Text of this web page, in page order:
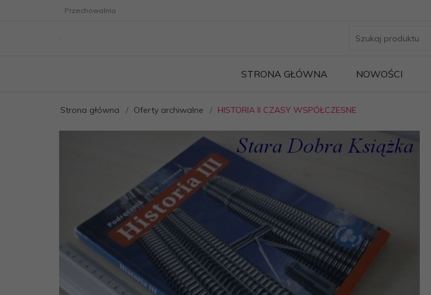
Przechowalnia
STRONA GŁÓWNA NOWOŚCI
Strona główna Oferty archiwalne HISTORIA II CZASY WSPÓŁCZESNE